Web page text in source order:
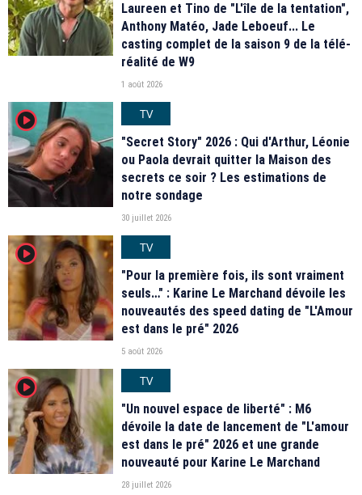
Laureen et Tino de "L'île de la tentation",
Anthony Matéo, Jade Leboeuf... Le
casting complet de la saison 9 de la télé-
réalité de W9
1 août 2026
player2
TV
"Secret Story" 2026 : Qui d'Arthur, Léonie
ou Paola devrait quitter la Maison des
secrets ce soir ? Les estimations de
notre sondage
30 juillet 2026
player2
TV
"Pour la première fois, ils sont vraiment
seuls…" : Karine Le Marchand dévoile les
nouveautés des speed dating de "L'Amour
est dans le pré" 2026
5 août 2026
player2
TV
"Un nouvel espace de liberté" : M6
dévoile la date de lancement de "L'amour
est dans le pré" 2026 et une grande
nouveauté pour Karine Le Marchand
28 juillet 2026